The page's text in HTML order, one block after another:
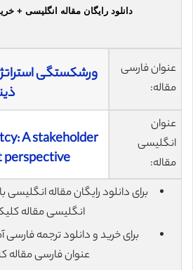
دانلود رایگان مقاله انگلیسی +
عنوان فارسی
مقاله:
ورشکستگی
عنوان
انگلیسی
مقاله:
A stakeholder
perspective
انگلیسی مقاله
برای خرید و دانلود ترجمه فارسی
عنوان فارسی مقاله